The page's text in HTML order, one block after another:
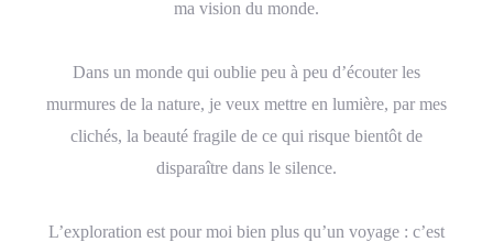
ma vision du monde.
Dans un monde qui oublie peu à peu d’écouter les
murmures de la nature, je veux mettre en lumière, par mes
clichés, la beauté fragile de ce qui risque bientôt de
disparaître dans le silence.
L’exploration est pour moi bien plus qu’un voyage : c’est